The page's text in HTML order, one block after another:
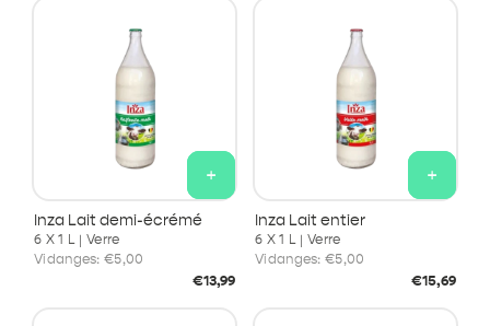
+
Inza Lait demi-écrémé
6 X 1 L | Verre
Vidanges: €5,00
Prix
€13,99
+
Inza Lait entier
6 X 1 L | Verre
Vidanges: €5,00
Prix
€15,69